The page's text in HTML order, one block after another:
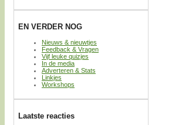
EN VERDER NOG
Nieuws & nieuwtjes
Feedback & Vragen
Vijf leuke quizjes
In de media
Adverteren & Stats
Linkjes
Workshops
Laatste reacties